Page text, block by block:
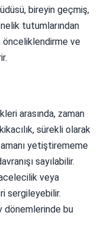
bireyin geçmiş,
tutumlarından
önceliklendirme ve
arasında, zaman
sürekli olarak
yetiştirememe
sayılabilir.
acelecilik veya
sergileyebilir.
dönemlerinde bu